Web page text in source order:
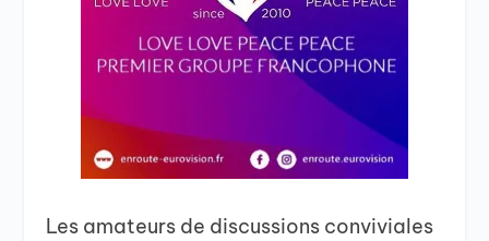
Les amateurs de discussions conviviales